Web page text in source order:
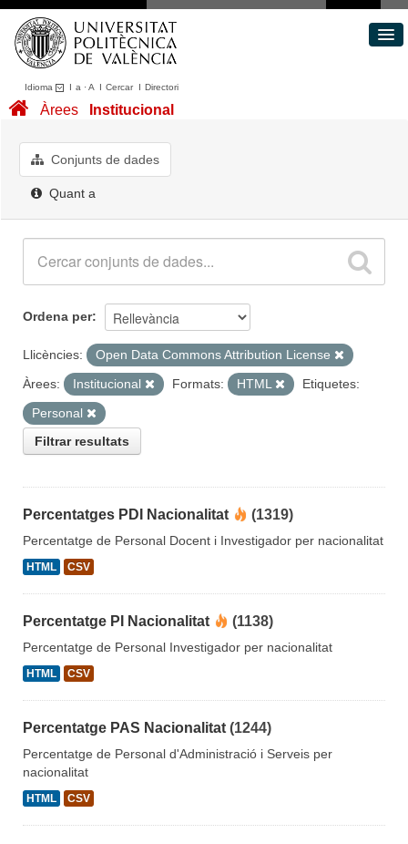
Idioma I a ·A I CercarI Directori
Conjunts de dades
Quant a
Àrees Institucional
Conjunts de dades
Quant a
Ordena per
Llicències:
Open Data Commons Attribution License
Àrees:
Institucional Formats: HTML
Etiquetes:
Personal
Filtrar resultats
Percentatges PDI Nacionalitat (1319)
Percentatge de Personal Docent i Investigador per nacionalitat
HTML CSV
Percentatge PI Nacionalitat (1138)
Percentatge de Personal Investigador per nacionalitat
HTML CSV
Percentatge PAS Nacionalitat (1244)
Percentatge de Personal d'Administració i Serveis per
nacionalitat
HTML CSV